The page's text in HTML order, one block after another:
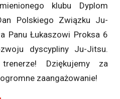
klubu Dyplom
Polskiego Związku Ju-
Panu Łukaszowi Proksa 6
dyscypliny Ju-Jitsu.
Dziękujemy za
zaangażowanie!